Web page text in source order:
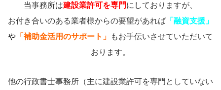
当事務所は建設業許可を専門にしておりますが、
お付き合いのある業者様からの要望があれば 「融資支援」
や 「補助金活用のサポート」
もお手伝いさせていただいて
おります。
他の行政書士事務所（主に建設業許可を専門としていない